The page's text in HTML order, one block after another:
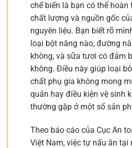
chế biến là bạn có thể hoàn
chất lượng và nguồn gốc
nguyên liệu. Bạn biết rõ
loại bột năng nào, đường
không, và sữa tươi có đảm
không. Điều này giúp loại
chất phụ gia không mong
quản hay điều kiện vệ sinh
thường gặp ở một số sản
Theo báo cáo của Cục An
Việt Nam, việc tự nấu ăn tại